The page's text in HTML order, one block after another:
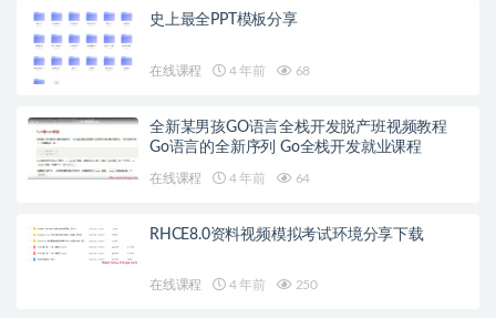
史上最全PPT模板分享
在线课程 4 年前 68
全新某男孩GO语言全栈开发脱产班视频教程
Go语言的全新序列 Go全栈开发就业课程
在线课程 4 年前 64
RHCE8.0资料视频模拟考试环境分享下载
在线课程 4 年前 250